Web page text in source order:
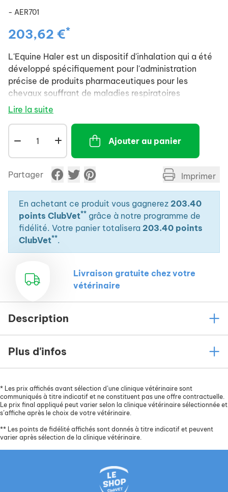
- AER701
203,62 €*
L'Equine Haler est un dispositif d'inhalation qui a été
développé spécifiquement pour l'administration
précise de produits pharmaceutiques pour les
chevaux souffrant de maladies respiratoires
inflammatoires, y compris la maladie pulmonaire
moyen pratique d'administrer tous les types
d'inhalateurs/doseurs (MDI). Un traitement dure en
général 1 à 2 minutes.
Lire la suite
Ajouter au panier
Partager Imprimer
En achetant ce produit vous gagnerez 203.40
points ClubVet** grâce à notre programme de
fidélité. Votre panier totalisera 203.40 points
ClubVet**.
Livraison gratuite chez votre
vétérinaire
Description
Plus d'infos
* Les prix affichés avant sélection d’une clinique vétérinaire sont
communiqués à titre indicatif et ne constituent pas une offre contractuelle.
Le prix final appliqué peut varier selon la clinique vétérinaire sélectionnée et
s’affiche après le choix de votre vétérinaire.
** Les points de fidélité affichés sont donnés à titre indicatif et peuvent
varier après sélection de la clinique vétérinaire.